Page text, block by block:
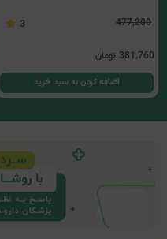
477,200
3
381,760 تومان
اضافه کردن به سبد خرید